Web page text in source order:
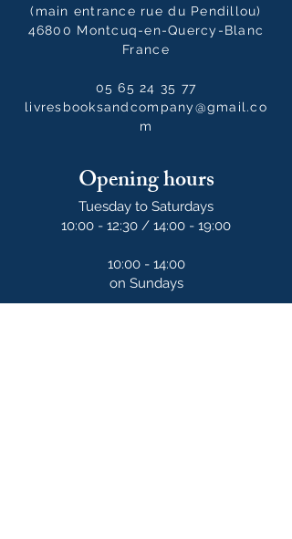
(main entrance rue du Pendillou)
46800 Montcuq-en-Quercy-Blanc
France
05 65 24 35 77
livresbooksandcompany@gmail.co
m
Opening hours
Tuesday to Saturdays
10:00 - 12:30 / 14:00 - 19:00
10:00 - 14:00
on Sundays